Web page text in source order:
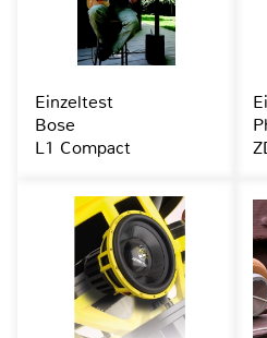
Einzeltest
Bose
L1 Compact